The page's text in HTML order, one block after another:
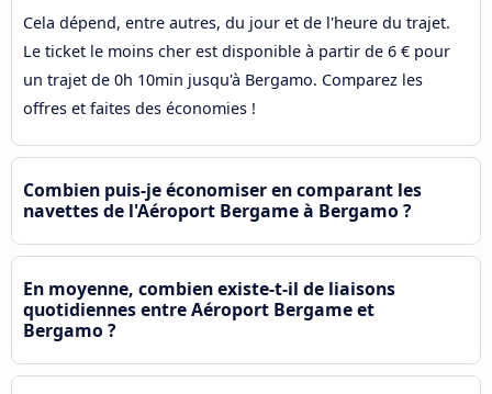
Cela dépend, entre autres, du jour et de l'heure du trajet.
Le ticket le moins cher est disponible à partir de 6 € pour
un trajet de 0h 10min jusqu'à Bergamo. Comparez les
offres et faites des économies !
Combien puis-je économiser en comparant les
navettes de l'Aéroport Bergame à Bergamo ?
En moyenne, combien existe-t-il de liaisons
quotidiennes entre Aéroport Bergame et
Bergamo ?